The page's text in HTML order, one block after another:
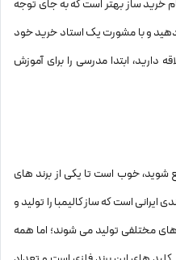
خرید ساز بهتر است که به جای توجه
دهید و با مشورت یک استاد خرید خود
دارید، ابتدا مدرسی را برای آموزش
شوید، خوب است تا یکی از برند های
ایرانی است که ساز کالیمبا را تولید و
مختلفی تولید می شوند؛ اما همه